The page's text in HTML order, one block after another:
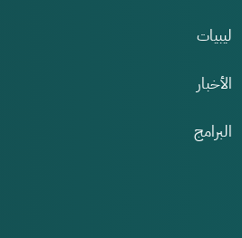
ليبيات
الأخبار
البرامج